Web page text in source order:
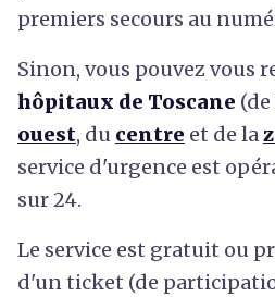
premiers secours au
Sinon, vous pouvez vous
hôpitaux de Toscane
ouest, du centre et de la
service d'urgence est
sur 24.
Le service est gratuit ou
d'un ticket (de